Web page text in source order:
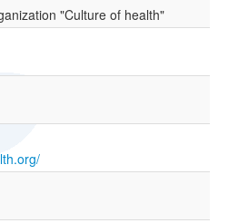
"Culture of health"